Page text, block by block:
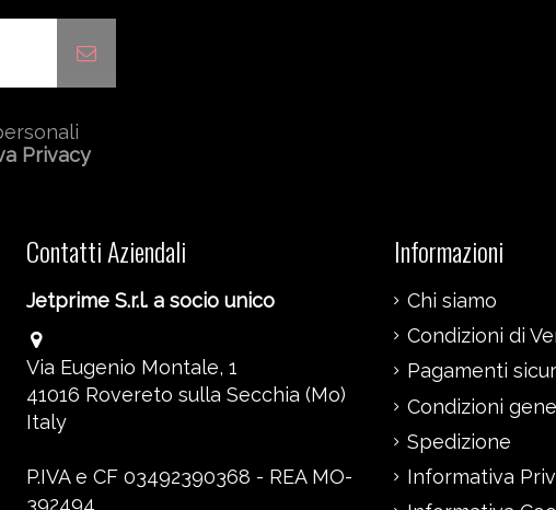
Privacy
Contatti Aziendali
Jetprime S.r.l. a socio unico
Via Eugenio Montale, 1
41016 Rovereto sulla Secchia (Mo)
Italy
P.IVA e CF 03492390368 - REA MO-
392494
Informazioni
Chi siamo
Condizioni di
Pagamenti
Condizioni
Spedizione
Informativa